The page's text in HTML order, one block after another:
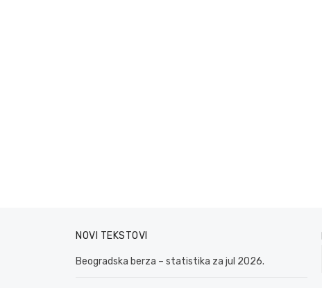
NOVI TEKSTOVI
Beogradska berza – statistika za jul 2026.